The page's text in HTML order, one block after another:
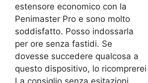
estensore economico con la
Penimaster Pro e sono molto
soddisfatto. Posso indossarla
per ore senza fastidi. Se
dovesse succedere qualcosa a
questo dispositivo, lo
La consiglio senza esitazioni.